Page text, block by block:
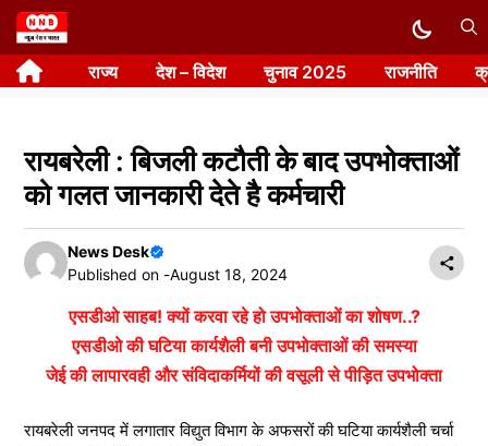
Skip
to
content राज्य देश – विदेश चुनाव 2025 राजनीति
रायबरेली : बिजली कटौती के बाद उपभोक्ताओं
को गलत जानकारी देते है कर्मचारी
News Desk
Published on -August 18, 2024
एसडीओ साहब! क्यों करवा रहे हो उपभोक्ताओं का शोषण..?
एसडीओ की घटिया कार्यशैली बनी उपभोक्ताओं की समस्या
जेई की लापारवही और संविदाकर्मियों की वसूली से पीड़ित उपभोक्ता
रायबरेली जनपद में लगातार विद्युत विभाग के अफसरों की घटिया कार्यशैली चर्चा